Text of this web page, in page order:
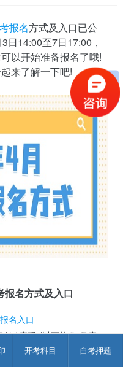
开考科目 自考押题
报名方式及入口已公
日14:00至7日17:00，
以开始准备报名了哦!
来了解一下吧!
名方式及入口
名入口
)康码”(以下简称“粤康
统从【考生报考】通道报